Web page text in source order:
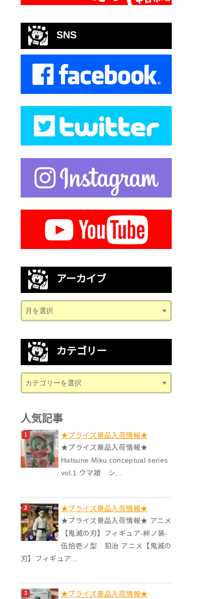
SNS
アーカイブ
カテゴリー
人気記事
★プライズ景品入荷情報★
★プライズ景品入荷情報★
Hatsune Miku conceptual series
vol.1 ウマ娘 シ...
★プライズ景品入荷情報★
★プライズ景品入荷情報★ アニメ
【鬼滅の刃】フィギュア-絆ノ装-
伍拾壱ノ型 狛治 アニメ【鬼滅の
刃】フィギュア...
★プライズ景品入荷情報★